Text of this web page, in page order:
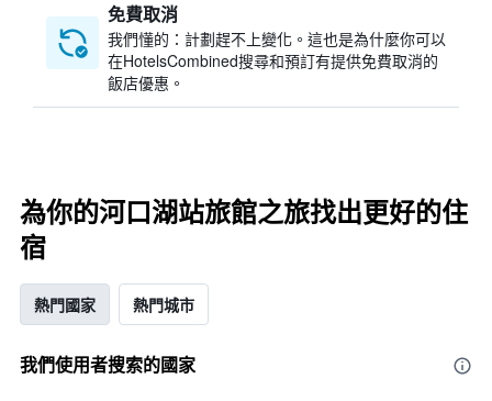
免費取消
我們懂的：計劃趕不上變化。這也是為什麼你可以
在HotelsCombined搜尋和預訂有提供免費取消的
飯店優惠。
為你的河口湖站旅館之旅找出更好的住
宿
熱門國家 熱門城市
我們使用者搜索的國家